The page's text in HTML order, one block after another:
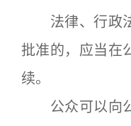
法律、行政法
批准的，应当在
续。
公众可以向公